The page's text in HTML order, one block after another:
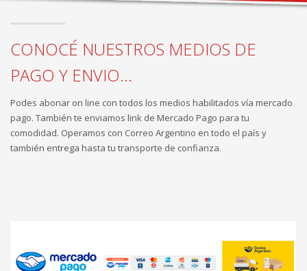
CONOCÉ NUESTROS MEDIOS DE
PAGO Y ENVIO...
Podes abonar on line con todos los medios habilitados vía mercado
pago. También te enviamos link de Mercado Pago para tu
comodidad. Operamos con Correo Argentino en todo el país y
también entrega hasta tu transporte de confianza.